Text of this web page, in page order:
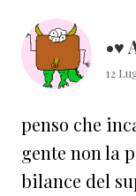
•♥
12
penso che
gente non la
bilance del